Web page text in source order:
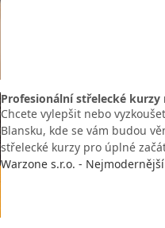
Profesionální střelecké
Chcete vylepšit nebo
Blansku, kde se vám budou
střelecké kurzy pro úplné
Warzone s.r.o. -